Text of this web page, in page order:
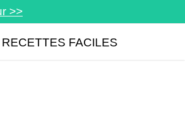
>>
FACILES